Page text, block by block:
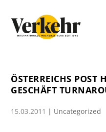
ÖSTERREICHS POST
GESCHÄFT
15.03.2011 | Uncategorized